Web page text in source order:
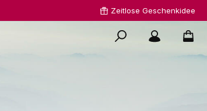
Zeitlose Geschenkidee